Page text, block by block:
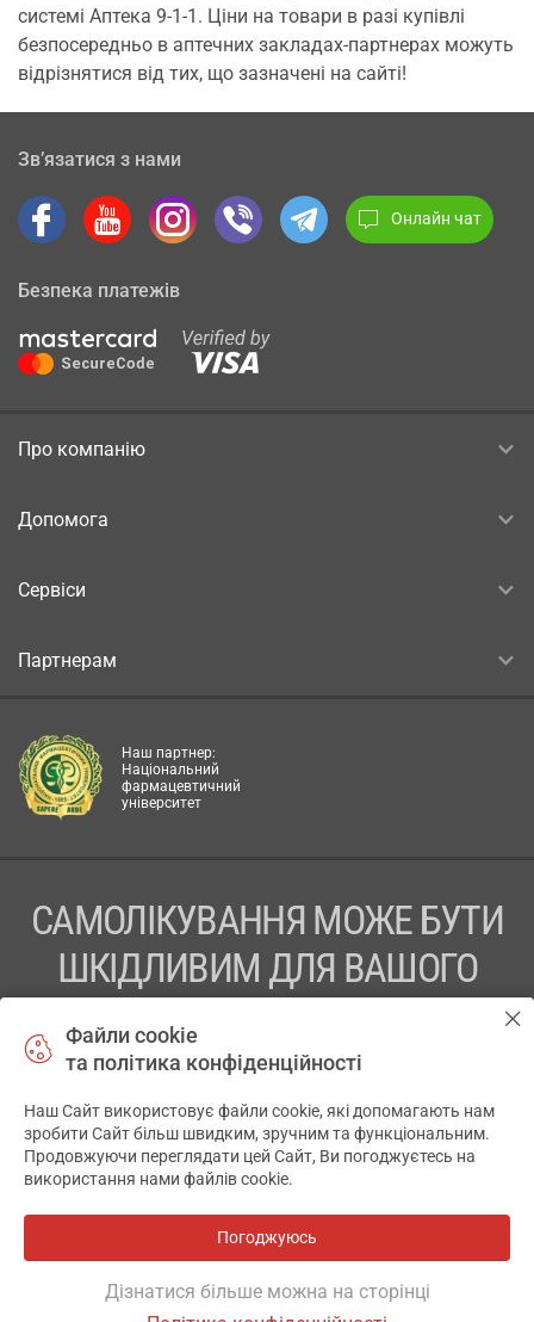
системі Аптека 9-1-1. Ціни на товари в разі купівлі
безпосередньо в аптечних закладах-партнерах можуть
відрізнятися від тих, що зазначені на сайті!
Зв’язатися з нами
Онлайн чат
Безпека платежів
Про компанію
Допомога
Сервіси
Партнерам
Наш партнер:
Національний
фармацевтичний
університет
САМОЛІКУВАННЯ МОЖЕ БУТИ
ШКІДЛИВИМ ДЛЯ ВАШОГО
ПЕРЕД ЗАСТОСУВАННЯМ ПРЕПАРАТУ ПРОКОНСУЛЬТУЙТЕСЬ
ТОВ «АПТЕКА 911.ЮА» Код ЄДРПОУ 43631965.
Відмова від відповідальності
© 2014-2026. Медична інформаційна система АПТЕКА911.ЮА
Файли cookie
та політика конфіденційності
Наш Сайт використовує файли cookie, які допомагають нам
зробити Сайт більш швидким, зручним та функціональним.
Продовжуючи переглядати цей Сайт, Ви погоджуєтесь на
використання нами файлів cookie.
Погоджуюсь
Дізнатися більше можна на сторінці
✕